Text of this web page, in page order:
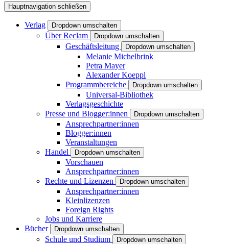
Hauptnavigation schließen
Verlag Dropdown umschalten
Über Reclam Dropdown umschalten
Geschäftsleitung Dropdown umschalten
Melanie Michelbrink
Petra Mayer
Alexander Koeppl
Programmbereiche
Dropdown umschalten
Universal-Bibliothek
Verlagsgeschichte
Presse und Blogger:innen
Dropdown umschalten
Ansprechpartner:innen
Blogger:innen
Veranstaltungen
Handel
Dropdown umschalten
Vorschauen
Ansprechpartner:innen
Rechte und Lizenzen
Dropdown umschalten
Ansprechpartner:innen
Kleinlizenzen
Foreign Rights
Jobs und Karriere
Bücher
Dropdown umschalten
Schule und Studium Dropdown umschalten